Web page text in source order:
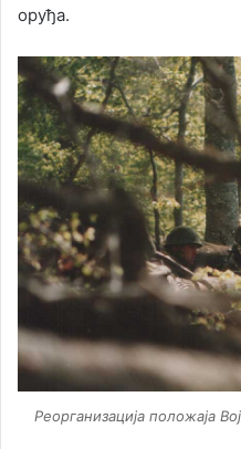
оруђа.
Реорганизација положаја